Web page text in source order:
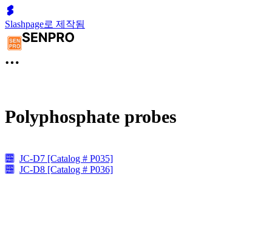
Slashpage로 제작됨
Polyphosphate probes
JC-D7 [Catalog # P035]
JC-D8 [Catalog # P036]